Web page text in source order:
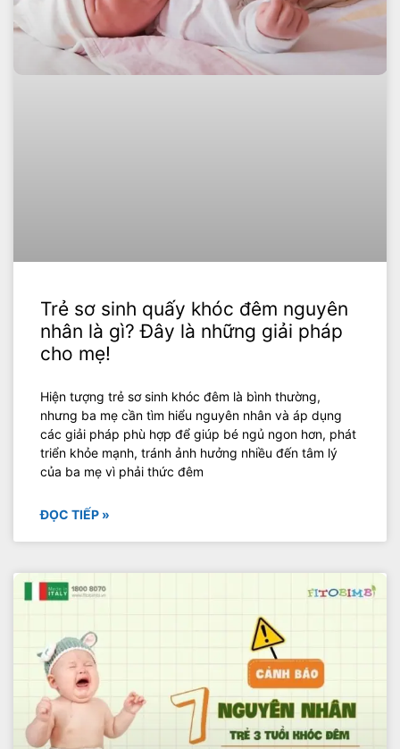
Trẻ sơ sinh quấy khóc đêm nguyên
nhân là gì? Đây là những giải pháp
cho mẹ!
Hiện tượng trẻ sơ sinh khóc đêm là bình thường,
nhưng ba mẹ cần tìm hiểu nguyên nhân và áp dụng
các giải pháp phù hợp để giúp bé ngủ ngon hơn, phát
triển khỏe mạnh, tránh ảnh hưởng nhiều đến tâm lý
của ba mẹ vì phải thức đêm
ĐỌC TIẾP »